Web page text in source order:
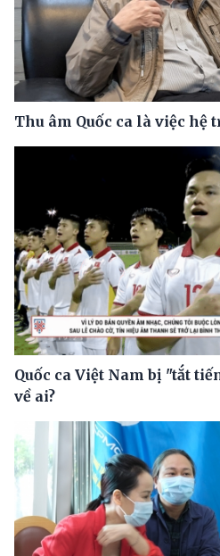
Thu âm Quốc ca là việc hệ
Quốc ca Việt Nam bị "tắt
về ai?